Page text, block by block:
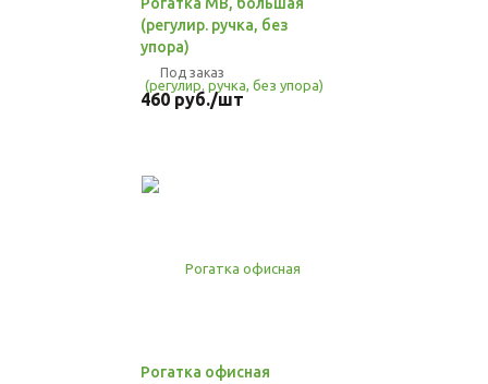
(регулир. ручка, без
упора)
Под заказ
460руб./шт
Рогатка офисная